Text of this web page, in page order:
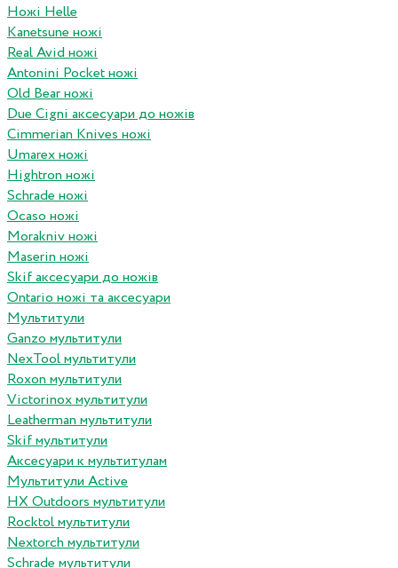
Ножі Helle
Kanetsune ножі
Real Avid ножі
Antonini Pocket ножі
Old Bear ножі
Due Cigni аксесуари до ножів
Cimmerian Knives ножі
Umarex ножі
Hightron ножі
Schrade ножі
Ocaso ножі
Morakniv ножі
Maserin ножі
Skif аксесуари до ножів
Ontario ножі та аксесуари
Мультитули
Ganzo мультитули
NexTool мультитули
Roxon мультитули
Victorinox мультитули
Leatherman мультитули
Skif мультитули
Аксесуари к мультитулам
Мультитули Active
HX Outdoors мультитули
Rocktol мультитули
Nextorch мультитули
Schrade мультитули